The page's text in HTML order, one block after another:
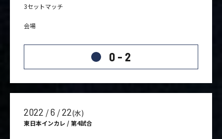
3セットマッチ
会場
0 - 2
2022 /6 /22(水)
東日本インカレ / 第4試合